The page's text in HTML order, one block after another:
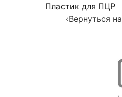
Пластик для ПЦР
‹Вернуться